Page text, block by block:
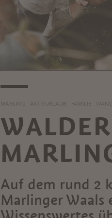
MARLING AKTIVURLAUB FAMILIE
Auf dem rund 2
Marlinger Waals